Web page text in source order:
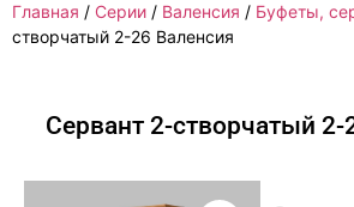
Главная / Серии / Валенсия / Буфеты,
створчатый 2-26 Валенсия
Сервант 2-створчатый 2-